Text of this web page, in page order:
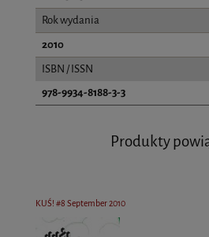
Rok wydania
2010
ISBN / ISSN
978-9934-8188-3-3
Produkty
KUŚ! #8 September 2010